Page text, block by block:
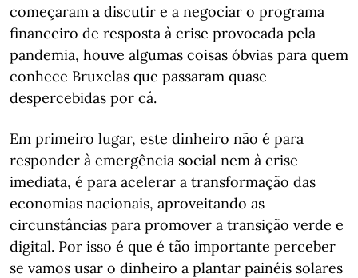
começaram a discutir e a negociar o programa
financeiro de resposta à crise provocada pela
pandemia, houve algumas coisas óbvias para quem
conhece Bruxelas que passaram quase
despercebidas por cá.
Em primeiro lugar, este dinheiro não é para
responder à emergência social nem à crise
imediata, é para acelerar a transformação das
economias nacionais, aproveitando as
circunstâncias para promover a transição verde e
digital. Por isso é que é tão importante perceber
se vamos usar o dinheiro a plantar painéis solares